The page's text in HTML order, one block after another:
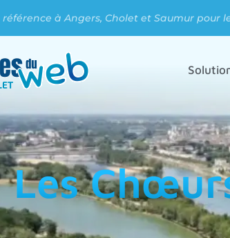
à Angers, Cholet et Saumur pour
Les